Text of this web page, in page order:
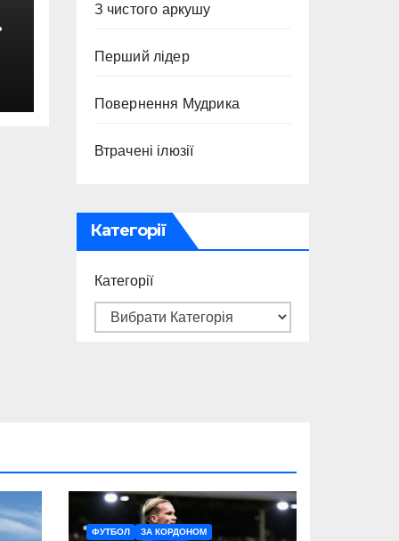
З чистого аркушу
Перший лідер
Повернення Мудрика
Втрачені ілюзії
Категорії
Категорії
ФУТБОЛ ЗА КОРДОНОМ